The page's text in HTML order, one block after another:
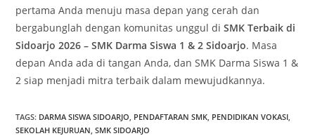
pertama Anda menuju masa depan yang cerah dan
bergabunglah dengan komunitas unggul diSMK Terbaik di
Sidoarjo 2026 – SMK Darma Siswa 1 & 2 Sidoarjo. Masa
depan Anda ada di tangan Anda, dan SMK Darma Siswa 1 &
2 siap menjadi mitra terbaik dalam mewujudkannya.
TAGS: DARMA SISWA SIDOARJO PENDAFTARAN SMK PENDIDIKAN VOKASI
SEKOLAH KEJURUAN SMK SIDOARJO